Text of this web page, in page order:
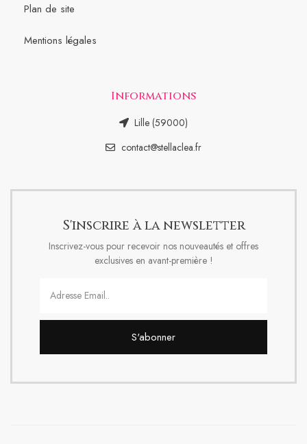
Plan de site
Mentions légales
Informations
Lille (59000)
contact@stellaclea.fr
S'inscrire à la newsletter
Inscrivez-vous pour recevoir nos nouveautés et offres
exclusives en avant-première !
S'abonner